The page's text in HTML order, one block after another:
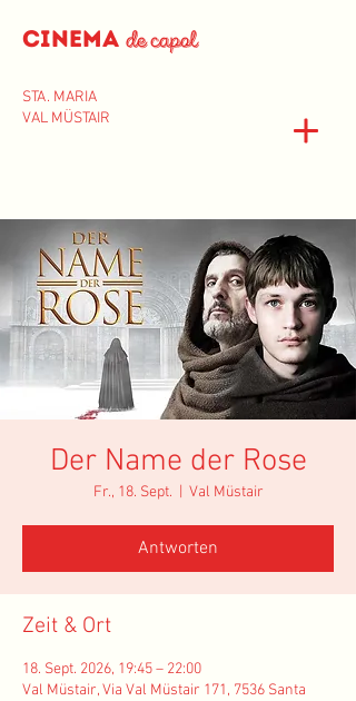
Cinema de capol
STA. MARIA
VAL MÜSTAIR
Der Name der Rose
Fr., 18. Sept. Val Müstair
Antworten
Zeit & Ort
18. Sept. 2026, 19:45 – 22:00
Val Müstair, Via Val Müstair 171, 7536 Santa